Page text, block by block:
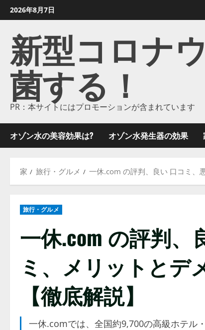
ン
2026年8月7日
新型コロナ
菌する！
PR：本サイトにはプロモーションが含まれています
オゾン水の美容効果は? オゾン水発生器の効果
家 旅行・グルメ 一休.com の評判、良い 口コミ、
旅行・グルメ
一休.com の評判、
ミ、メリットとデ
【徹底解説】
一休.comでは、全国約9,700の高級ホテル